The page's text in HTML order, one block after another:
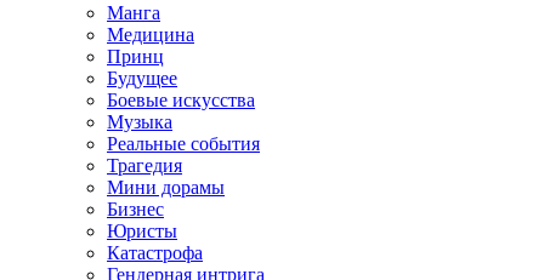
Манга
Медицина
Принц
Будущее
Боевые искусства
Музыка
Реальные события
Трагедия
Мини дорамы
Бизнес
Юристы
Катастрофа
Гендерная интрига